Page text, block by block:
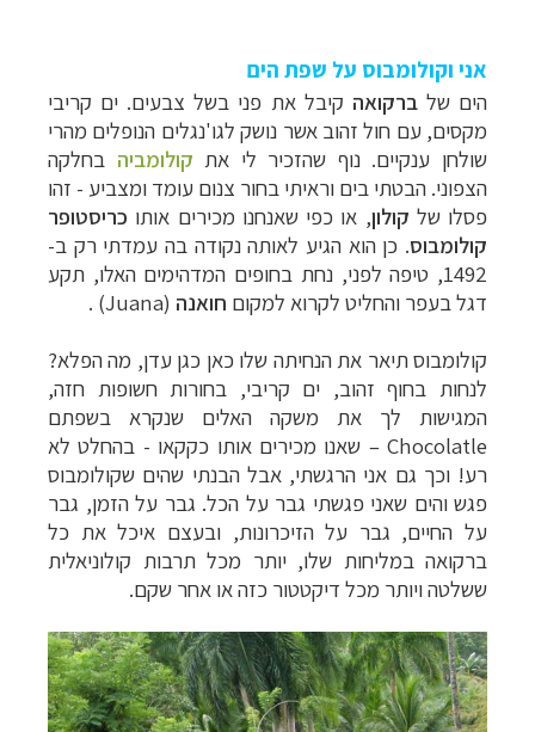
אני וקולומבוס על שפת הים
הים שלברקואה קיבל את פני בשל צבעים. ים קריבי
מקסים, עם חול זהוב אשר נושק לגו'נגלים הנופלים מהרי
שולחן ענקיים. נוף שהזכיר לי את קולומביה בחלקה
הצפוני. הבטתי בים וראיתי בחור צנום עומד ומצביע - זהו
פסלו של קולון, או כפי שאנחנו מכירים אותו כריסטופר
קולומבוס. כן הוא הגיע לאותה נקודה בה עמדתי רק ב-
1492, טיפה לפני, נחת בחופים המדהימים האלו, תקע
דגל בעפר והחליט לקרוא למקום חואנה (Juana)
.
קולומבוס תיאר את הנחיתה שלו כאן כגן עדן, מה הפלא?
לנחות בחוף זהוב, ים קריבי, בחורות חשופות חזה,
המגישות לך את משקה האלים שנקרא בשפתם
Chocolatle – שאנו מכירים אותו כקקאו - בהחלט לא
רע! וכך גם אני הרגשתי, אבל הבנתי שהים שקולומבוס
פגש והים שאני פגשתי גבר על הכל. גבר על הזמן, גבר
על החיים, גבר על הזיכרונות, ובעצם איכל את כל
ברקואה במליחות שלו, יותר מכל תרבות קולוניאלית
ששלטה ויותר מכל דיקטטור כזה או אחר שקם.